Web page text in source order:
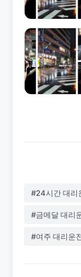
#24시간 대리
#금메달 대리
#여주 대리운